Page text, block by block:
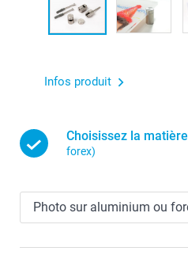
Infos produit
Choisissez la matière
forex)